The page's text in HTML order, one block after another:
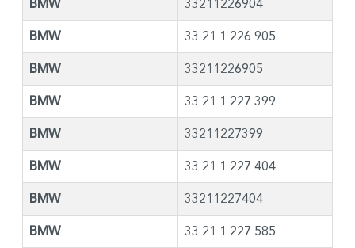
BMW 33211226904
BMW 33 21 1 226 905
BMW 33211226905
BMW 33 21 1 227 399
BMW 33211227399
BMW 33 21 1 227 404
BMW 33211227404
BMW 33 21 1 227 585